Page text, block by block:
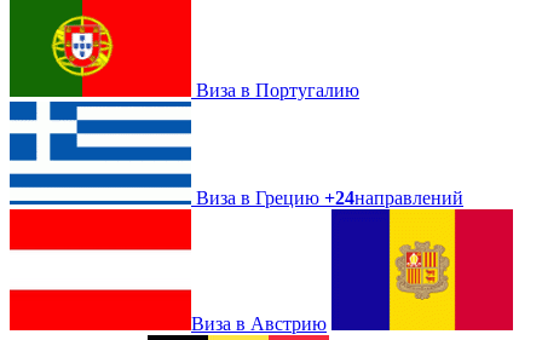
Виза в Португалию
Виза в Грецию +24направлений
Виза в Австрию